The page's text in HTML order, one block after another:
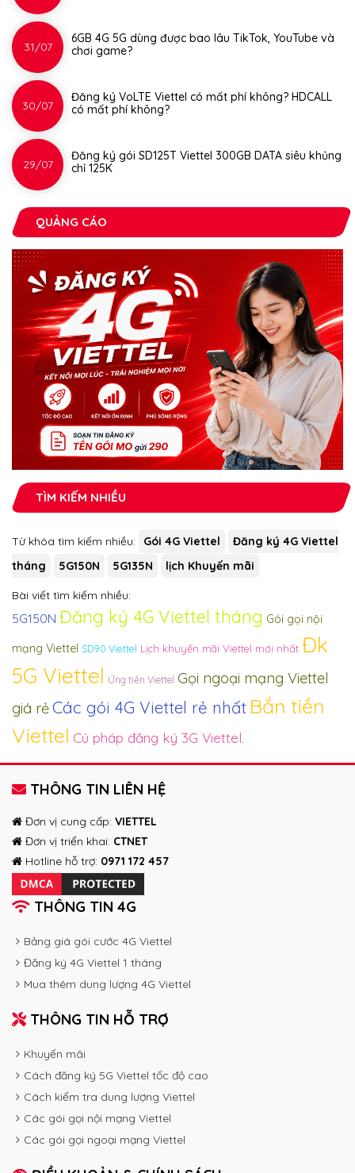
31/07
6GB 4G 5G dùng được bao lâu TikTok, YouTube và
chơi game?
30/07
Đăng ký VoLTE Viettel có mất phí không? HDCALL
có mất phí không?
29/07
Đăng ký gói SD125T Viettel 300GB DATA siêu khủng
chỉ 125K
QUẢNG CÁO
TÌM KIẾM NHIỀU
Từ khóa tìm kiếm nhiều: Gói 4G Viettel
Đăng ký 4G Viettel
tháng
5G150N 5G135N lịch Khuyến mãi
Bài viết tìm kiếm nhiều:
5G150N Đăng ký 4G Viettel tháng Gói gọi nội
mạng Viettel SD90 Viettel Lịch khuyến mãi Viettel mới nhất Đk
5G Viettel Ứng tiền Viettel Gọi ngoại mạng Viettel
giá rẻCác gói 4G Viettel rẻ nhất Bắn tiền
Viettel Cú pháp đăng ký 3G Viettel.
THÔNG TIN LIÊN HỆ
Đơn vị cung cấp: VIETTEL
Đơn vị triển khai: CTNET
Hotline hỗ trợ: 0971 172 457
THÔNG TIN 4G
Bảng giá gói cước 4G Viettel
Đăng ký 4G Viettel 1 tháng
Mua thêm dung lượng 4G Viettel
THÔNG TIN HỖ TRỢ
Khuyến mãi
Cách đăng ký 5G Viettel tốc độ cao
Cách kiểm tra dung lượng Viettel
Các gói gọi nội mạng Viettel
Các gói gọi ngoại mạng Viettel